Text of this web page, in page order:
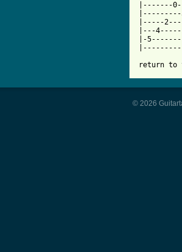
|-------
|-----
|---
|-
return to
© 2026